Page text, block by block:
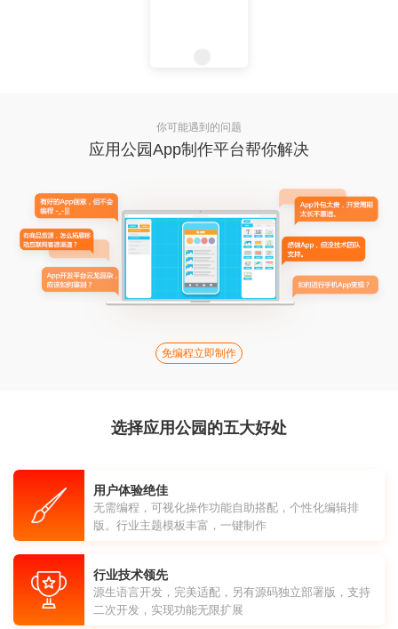
你可能遇到的问题
应用公园App制作平台帮你解决
免编程立即制作
选择应用公园的五大好处
用户体验绝佳
无需编程，可视化操作功能自助搭配，个性化编辑排
版。行业主题模板丰富，一键制作
行业技术领先
源生语言开发，完美适配，另有源码独立部署版，支持
二次开发，实现功能无限扩展